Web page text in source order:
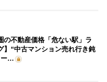
の不動産価格「危ない駅」ラ
】“中古マンション売れ行き鈍
ー…